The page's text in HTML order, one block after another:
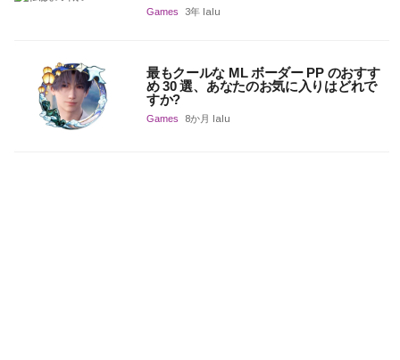
Games 3年 lalu
最もクールな ML ボーダー PP のおすす
め 30 選、あなたのお気に入りはどれで
すか?
Games 8か月 lalu